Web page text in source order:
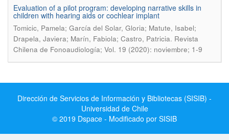
Evaluation of a pilot program: developing narrative skills in
children with hearing aids or cochlear implant
Tomicic, Pamela; García del Solar, Gloria; Matute, Isabel;
Drapela, Javiera; Marín, Fabiola; Castro, Patricia. Revista
Chilena de Fonoaudiología; Vol. 19 (2020): noviembre; 1-9
Dirección de Servicios de Información y Bibliotecas (SISIB) -
Universidad de Chile
© 2019 Dspace - Modificado por SISIB